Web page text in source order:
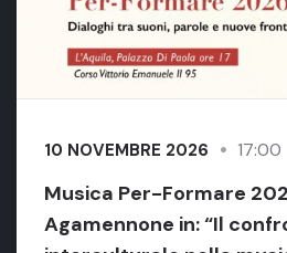
10 NOVEMBRE 2026 17:00
Musica Per-Formare
Agamennone in: “Il